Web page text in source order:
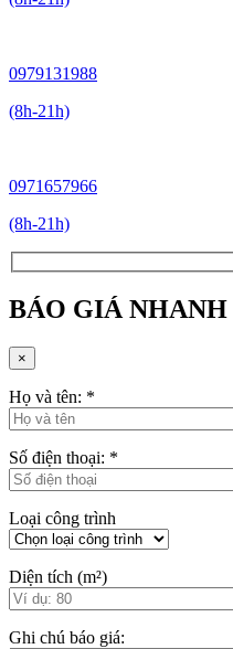
0979131988
(8h-21h)
0971657966
(8h-21h)
BÁO GIÁ NHANH
×
Họ và tên: *
Số điện thoại: *
Loại công trình
Diện tích (m²)
Ghi chú báo giá: